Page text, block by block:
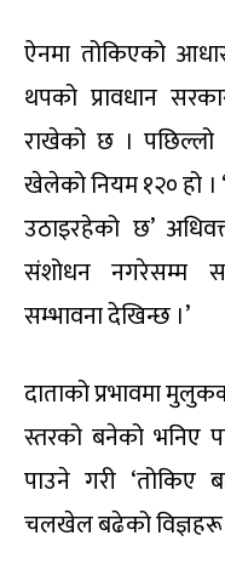
ऐनमा तोकिएको
थपको प्रावधान
राखेको छ । पछिल्लो
खेलेको नियम १२० हो ।
उठाइरहेको छ’
संशोधन नगरेसम्म
सम्भावना देखिन्छ ।’
दाताको प्रभावमा
स्तरको बनेको भनिए
पाउने गरी ‘तोकिए
चलखेल बढेको विज्ञहरू